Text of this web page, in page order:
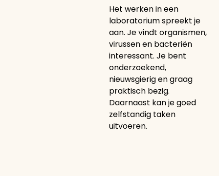
Het werken in een
laboratorium spreekt je
aan. Je vindt organismen,
virussen en bacteriën
interessant. Je bent
onderzoekend,
nieuwsgierig en graag
praktisch bezig.
Daarnaast kan je goed
zelfstandig taken
uitvoeren.